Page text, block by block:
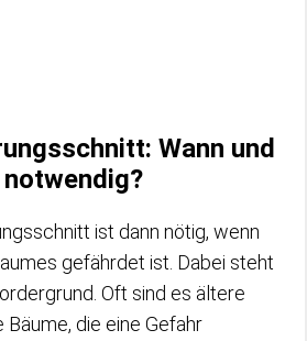
Wann und
ist dann nötig, wenn
gefährdet ist. Dabei steht
Oft sind es ältere
die eine Gefahr